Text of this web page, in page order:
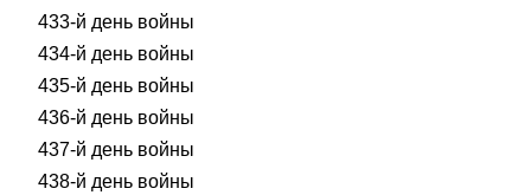
433-й день войны
434-й день войны
435-й день войны
436-й день войны
437-й день войны
438-й день войны